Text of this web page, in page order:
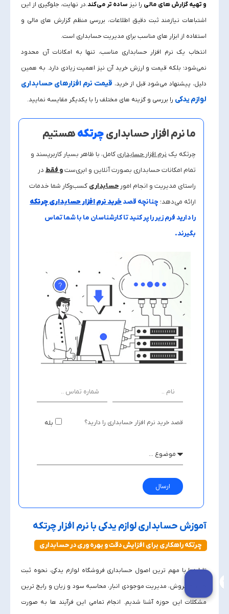
و تهیه گزارش‌ های مالی را نیز ساده‌ تر می‌کند.در نهایت، جلوگیری از این
اشتباهات نیازمند ثبت دقیق اطلاعات، بررسی منظم گزارش‌ های مالی و
استفاده از ابزار های مناسب برای مدیریت حسابداری است.
انتخاب یک نرم‌ افزار حسابداری مناسب، تنها به امکانات آن محدود
نمی‌شود؛ بلکه قیمت و ارزش خرید آن نیز اهمیت زیادی دارد. به همین
دلیل، پیشنهاد می‌شود قبل از خرید، قیمت نرم‌ افزارهای حسابداری
لوازم یدکی را بررسی و گزینه‌ های مختلف را با یکدیگر مقایسه نمایید.
ما نرم افزار حسابداریچرتکههستیم
چرتکه یک نرم افزار حسابداری کامل، با ظاهر بسیار کاربرپسند و
تمام امکانات حسابداری بصورت آنلاین و ابری‌ستو فقط در
راستای مدیریت و انجام امور حسابداری کسب‌وکار شما خدمات
ارائه می‌دهد؛ چنانچه قصدخرید نرم افزار حسابداری چرتکه
را دارید فرم زیر را پر کنید تا کارشناسان ما با شما تماس
بگیرند.
قصد خرید نرم افزار حسابداری را دارید؟ بله
ارسال
آموزش حسابداری لوازم یدکی با نرم افزار چرتکه
چرتکه راهکاری برای افزایش دقت و بهره‌ وری در حسابداری
تا اینجا با مهم‌ ترین اصول حسابداری فروشگاه لوازم یدکی، نحوه ثبت
خرید و فروش، مدیریت موجودی انبار، محاسبه سود و زیان و رایج‌ ترین
مشکلات این حوزه آشنا شدیم. انجام تمامی این فرآیند ها به‌ صورت